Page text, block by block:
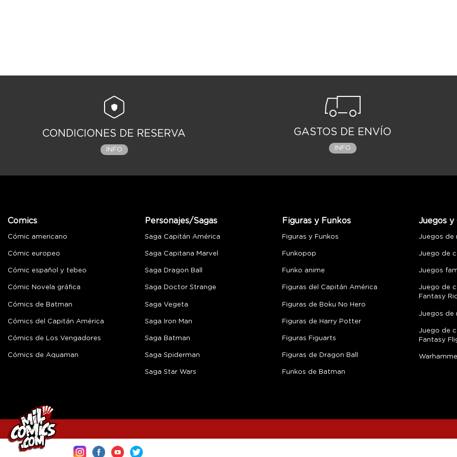
percepción del mundo, celebrar su
«Una fábula de iniciación
New York Times
«La obra de un genio... Esa clase de
el cuento y la fábula, sin que la balanza
con un libro y que no vibraba con tan
Vanguardia
«Adictiva, desquiciada, protoludita, llena
Junction es como un El arco iris de
«Stone Junction es un viaje a los
imprescindible si te gusta la vanguardia,
de ideas con el paso de cada página.» GQ
«Una de esas novelas monumentales en
lector en una intensa, profunda, divertida
sabiduría.» El Faro de las letras
Zenda
CONDICIONES DE RESERVA
INFO
GASTOS DE ENVÍO
INFO
Comics
Cómic americano
Cómic europeo
Cómic español y tebeo
Cómic Novela gráfica
Cómics de Batman
Cómics del Capitán América
Cómics de Los Vengadores
Cómics de Aquaman
Personajes/Sagas
Saga Capitán América
Saga Capitana Marvel
Saga Dragon Ball
Saga Doctor Strange
Saga Vegeta
Saga Iron Man
Saga Batman
Saga Spiderman
Saga Star Wars
Figuras y Funkos
Figuras y Funkos
Funkopop
Funko anime
Figuras del Capitán América
Figuras de Boku No Hero
Figuras de Harry Potter
Figuras Figuarts
Figuras de Dragon Ball
Funkos de Batman
Juegos y
Juegos de
Juego de
Juegos
Juego de
Fantasy
Juegos de
Juego de
Fantasy